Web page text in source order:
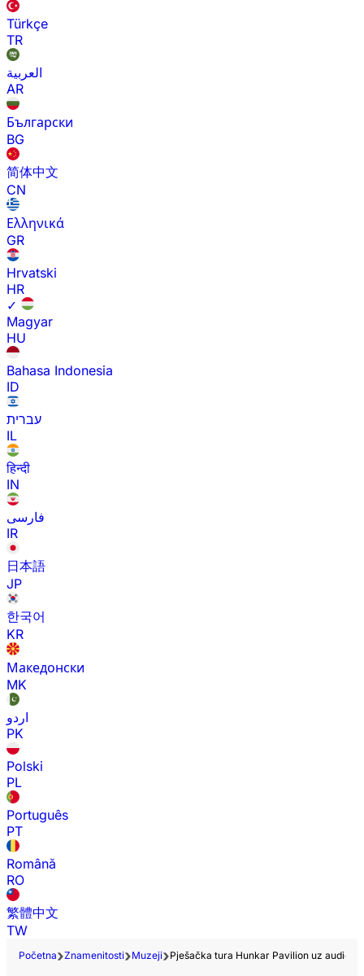
Türkçe
TR
العربية
AR
Български
BG
简体中文
CN
Ελληνικά
GR
Hrvatski
HR
✓
Magyar
HU
Bahasa Indonesia
ID
עברית
IL
हिन्दी
IN
فارسی
IR
日本語
JP
한국어
KR
Македонски
MK
اردو
PK
Polski
PL
Português
PT
Română
RO
繁體中文
TW
Početna Znamenitosti Muzeji Pješačka tura Hunkar Pavilion uz audio